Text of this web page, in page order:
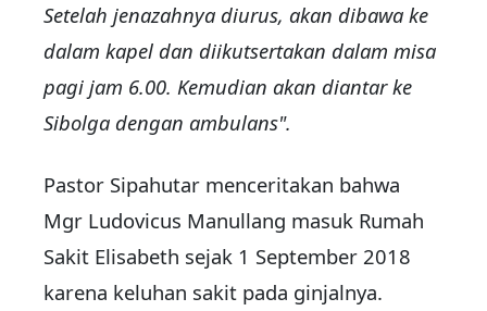
Setelah jenazahnya diurus, akan dibawa ke
dalam kapel dan diikutsertakan dalam misa
pagi jam 6.00. Kemudian akan diantar ke
Sibolga dengan ambulans".
Pastor Sipahutar menceritakan bahwa
Mgr Ludovicus Manullang masuk Rumah
Sakit Elisabeth sejak 1 September 2018
karena keluhan sakit pada ginjalnya.